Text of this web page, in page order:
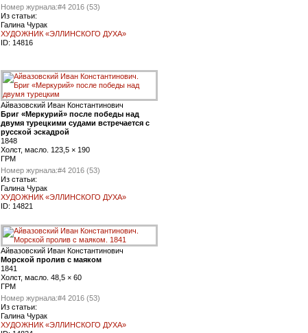
Номер журнала:#4 2016 (53)
Из статьи:
Галина Чурак
ХУДОЖНИК «ЭЛЛИНСКОГО ДУХА»
ID: 14816
Айвазовский Иван Константинович
Бриг «Меркурий» после победы над
двумя турецкими судами встречается с
русской эскадрой
1848
Холст, масло. 123,5 × 190
ГРМ
Номер журнала:#4 2016 (53)
Из статьи:
Галина Чурак
ХУДОЖНИК «ЭЛЛИНСКОГО ДУХА»
ID: 14821
Айвазовский Иван Константинович
Морской пролив с маяком
1841
Холст, масло. 48,5 × 60
ГРМ
Номер журнала:#4 2016 (53)
Из статьи:
Галина Чурак
ХУДОЖНИК «ЭЛЛИНСКОГО ДУХА»